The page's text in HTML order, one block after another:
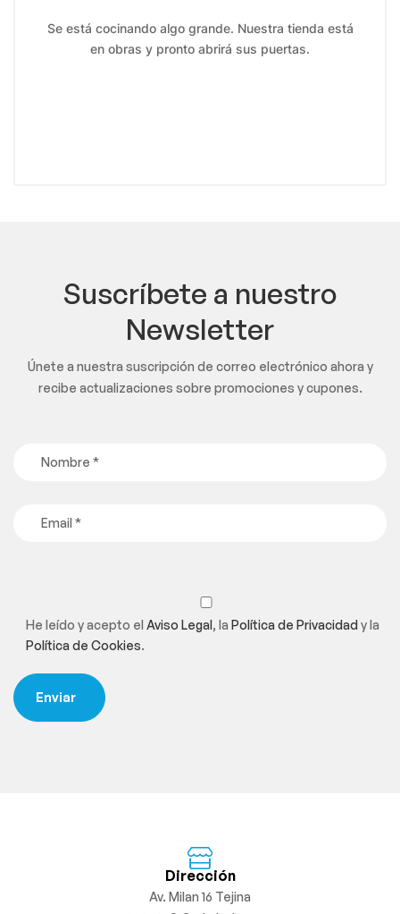
Se está cocinando algo grande. Nuestra tienda está
en obras y pronto abrirá sus puertas.
Suscríbete a nuestro
Newsletter
Únete a nuestra suscripción de correo electrónico ahora y
recibe actualizaciones sobre promociones y cupones.
He leído y acepto el Aviso Legal, la Política de Privacidady la
Política de Cookies.
Dirección
Av. Milan 16 Tejina